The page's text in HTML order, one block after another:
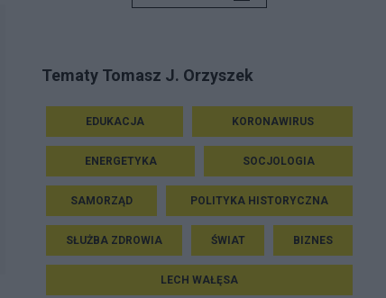
Tematy Tomasz J. Orzyszek
EDUKACJA KORONAWIRUS
ENERGETYKA SOCJOLOGIA
SAMORZĄD POLITYKA HISTORYCZNA
SŁUŻBA ZDROWIA ŚWIAT BIZNES
LECH WAŁĘSA